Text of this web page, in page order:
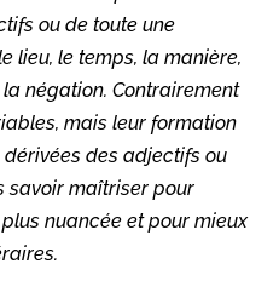
ou de toute une
lieu, le temps, la manière,
négation. Contrairement
mais leur formation
des adjectifs ou
savoir maîtriser pour
nuancée et pour mieux